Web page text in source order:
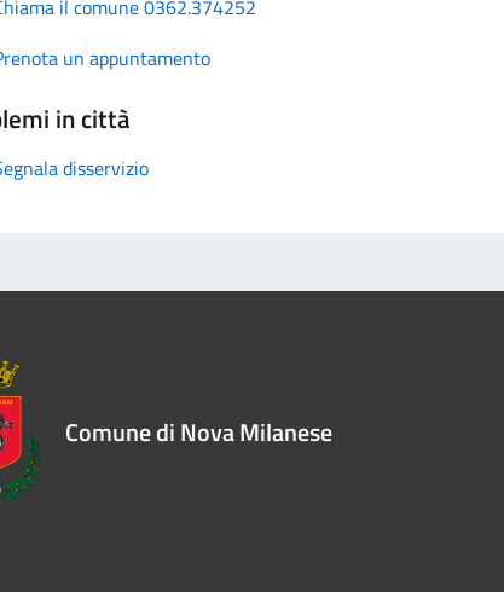
il comune 0362.374252
un appuntamento
in città
disservizio
Comune di Nova Milanese